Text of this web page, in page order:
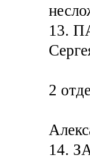
13.
2
14.